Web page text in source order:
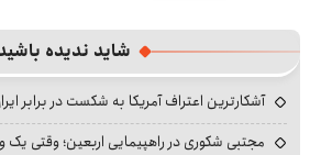
شاید ندیده
آشکارترین اعتراف آمریکا به شکست در برابر
مجتبی شکوری در راهپیمایی اربعین؛ وقتی یک